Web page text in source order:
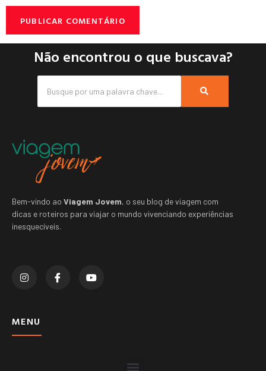
Não encontrou o que buscava?
Bem-vindo ao Viagem Jovem, o seu blog de viagem com
dicas e roteiros para viajar o mundo vivenciando experiências
inesquecíveis.
MENU